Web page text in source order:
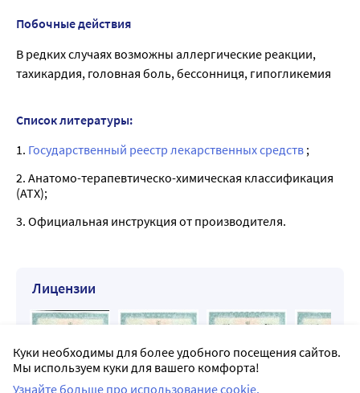
Побочные действия
В редких случаях возможны аллергические реакции,
тахикардия, головная боль, бессонниця, гипогликемия
Список литературы:
1. Государственный реестр лекарственных средств ;
2. Анатомо-терапевтическо-химическая классификация
(ATX);
3. Официальная инструкция от производителя.
Лицензии
Куки необходимы для более удобного посещения сайтов.
Мы используем куки для вашего комфорта!
Узнайте больше про использование cookie.